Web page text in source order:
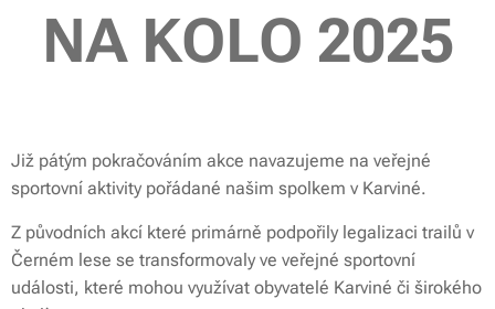
NA KOLO 2025
Již pátým pokračováním akce navazujeme na veřejné
sportovní aktivity pořádané našim spolkem v Karviné.
Z původních akcí které primárně podpořily legalizaci trailů v
Černém lese se transformovaly ve veřejné sportovní
události, které mohou využívat obyvatelé Karviné či širokého